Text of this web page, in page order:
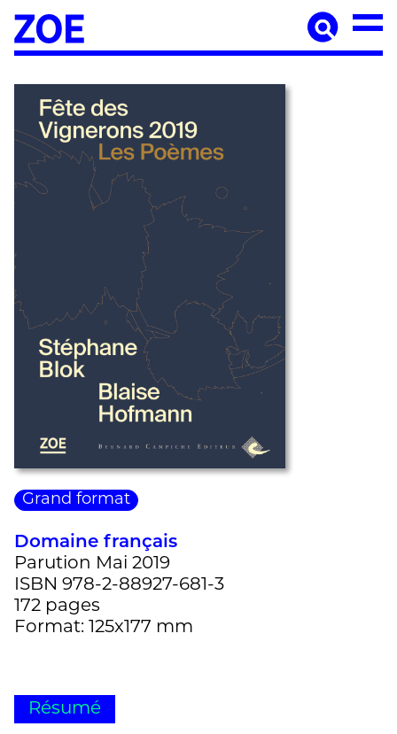
Accueil
À paraître
Catalogue
Auteur·ices
Agenda
Les éditions Zoé
Médiation culturelle
Manuscrits
Foreign rights
Contact
Mentions légales
Newsletter
Grand format
Domaine français
Parution Mai 2019
ISBN 978-2-88927-681-3
172 pages
Format: 125x177 mm
Résumé